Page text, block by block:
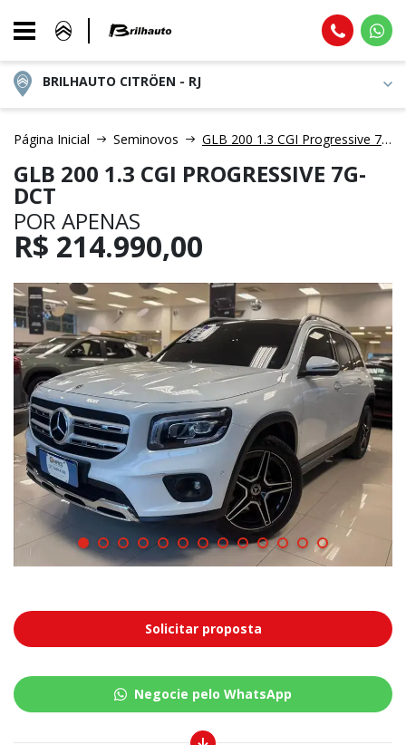
BRILHAUTO CITRÖEN - RJ
Página Inicial Seminovos GLB 200 1.3 CGI Progressive 7g-dct
GLB 200 1.3 CGI PROGRESSIVE 7G-
DCT
POR APENAS
R$ 214.990,00
Solicitar proposta
Negocie pelo WhatsApp